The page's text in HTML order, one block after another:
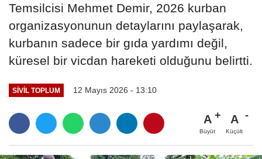
Temsilcisi Mehmet Demir, 2026 kurban
organizasyonunun detaylarını paylaşarak,
kurbanın sadece bir gıda yardımı değil,
küresel bir vicdan hareketi olduğunu belirtti.
SIVIL TOPLUM 12 Mayıs 2026 - 13:10
A
Büyüt
A
Küçült